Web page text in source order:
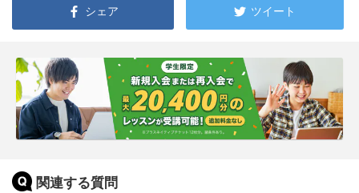
シェア ツイート
関連する質問